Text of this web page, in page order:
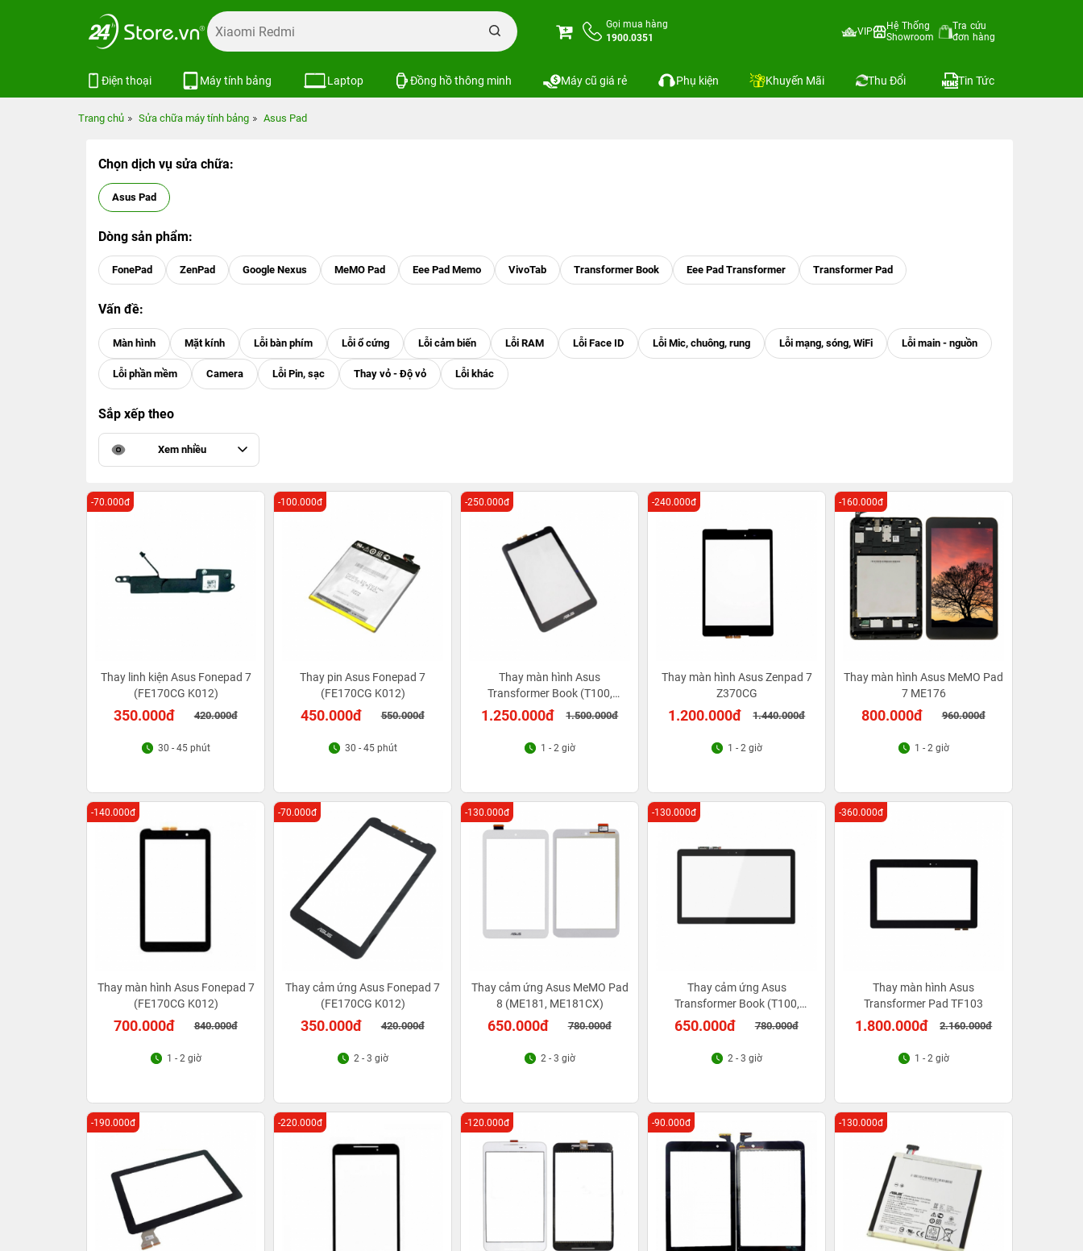
Gọi mua hàng
1900.0351
VIP
Hệ Thống
Showroom
Tra cứu
đơn hàng
Điện thoại Máy tính bảng Laptop Đồng hồ thông minh Máy cũ giá rẻ Phụ kiện Khuyến Mãi Thu Đổi Tin Tức
Trang chủ Sửa chữa máy tính bảng Asus Pad
Chọn dịch vụ sửa chữa:
Asus Pad
Dòng sản phẩm:
FonePad ZenPad Google Nexus MeMO Pad Eee Pad Memo VivoTab Transformer Book Eee Pad Transformer Transformer Pad
Vấn đề:
Sắp xếp theo
Xem nhiều
Thay linh kiện Asus Fonepad 7
(FE170CG K012)
350.000đ 420.000đ
-70.000đ
30 - 45 phút
Thay pin Asus Fonepad 7
(FE170CG K012)
450.000đ 550.000đ
-100.000đ
30 - 45 phút
Thay màn hình Asus
Transformer Book (T100,
DK002H, DK003H)
1.250.000đ 1.500.000đ
-250.000đ
1 - 2 giờ
Thay màn hình Asus Zenpad 7
Z370CG
1.200.000đ 1.440.000đ
-240.000đ
1 - 2 giờ
Thay màn hình Asus MeMO Pad
7 ME176
800.000đ 960.000đ
-160.000đ
1 - 2 giờ
Thay màn hình Asus Fonepad 7
(FE170CG K012)
700.000đ 840.000đ
-140.000đ
1 - 2 giờ
Thay cảm ứng Asus Fonepad 7
(FE170CG K012)
350.000đ 420.000đ
-70.000đ
2 - 3 giờ
Thay cảm ứng Asus MeMO Pad
8 (ME181, ME181CX)
650.000đ 780.000đ
-130.000đ
2 - 3 giờ
Thay cảm ứng Asus
Transformer Book (T100,
DK002H, DK003H)
650.000đ 780.000đ
-130.000đ
2 - 3 giờ
Thay màn hình Asus
Transformer Pad TF103
1.800.000đ 2.160.000đ
-360.000đ
1 - 2 giờ
-190.000đ -220.000đ -120.000đ -90.000đ -130.000đ